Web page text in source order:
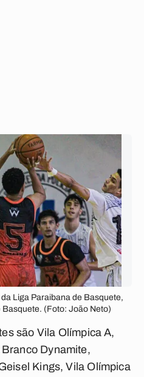
Liga Paraibana de Basquete,
(Foto: João Neto)
são Vila Olímpica A,
Dynamite,
Kings, Vila Olímpica